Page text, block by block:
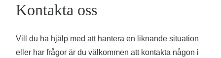
Kontakta oss
Vill du ha hjälp med att hantera en liknande situation
eller har frågor är du välkommen att kontakta någon i